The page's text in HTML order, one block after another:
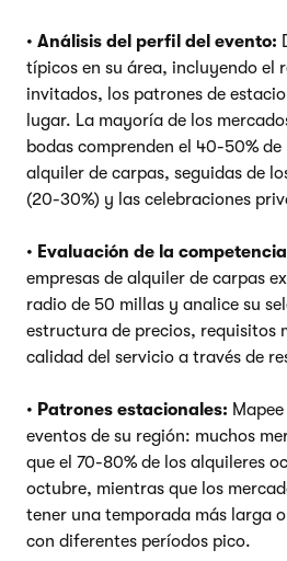
• Análisis del perfil del evento:
típicos en su área, incluyendo el
invitados, los patrones de
lugar. La mayoría de los
bodas comprenden el 40-50%
alquiler de carpas, seguidas de
(20-30%) y las celebraciones
• Evaluación de la
empresas de alquiler de carpas
radio de 50 millas y analice su
estructura de precios, requisitos
calidad del servicio a través de
• Patrones estacionales:
eventos de su región: muchos
que el 70-80% de los alquileres
octubre, mientras que los
tener una temporada más larga
con diferentes períodos pico.